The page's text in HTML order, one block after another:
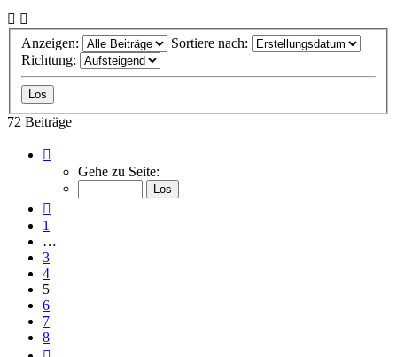
Anzeigen:
Sortiere nach:
Richtung:
72 Beiträge
von
Gehe zu Seite:
1
…
3
4
5
6
7
8